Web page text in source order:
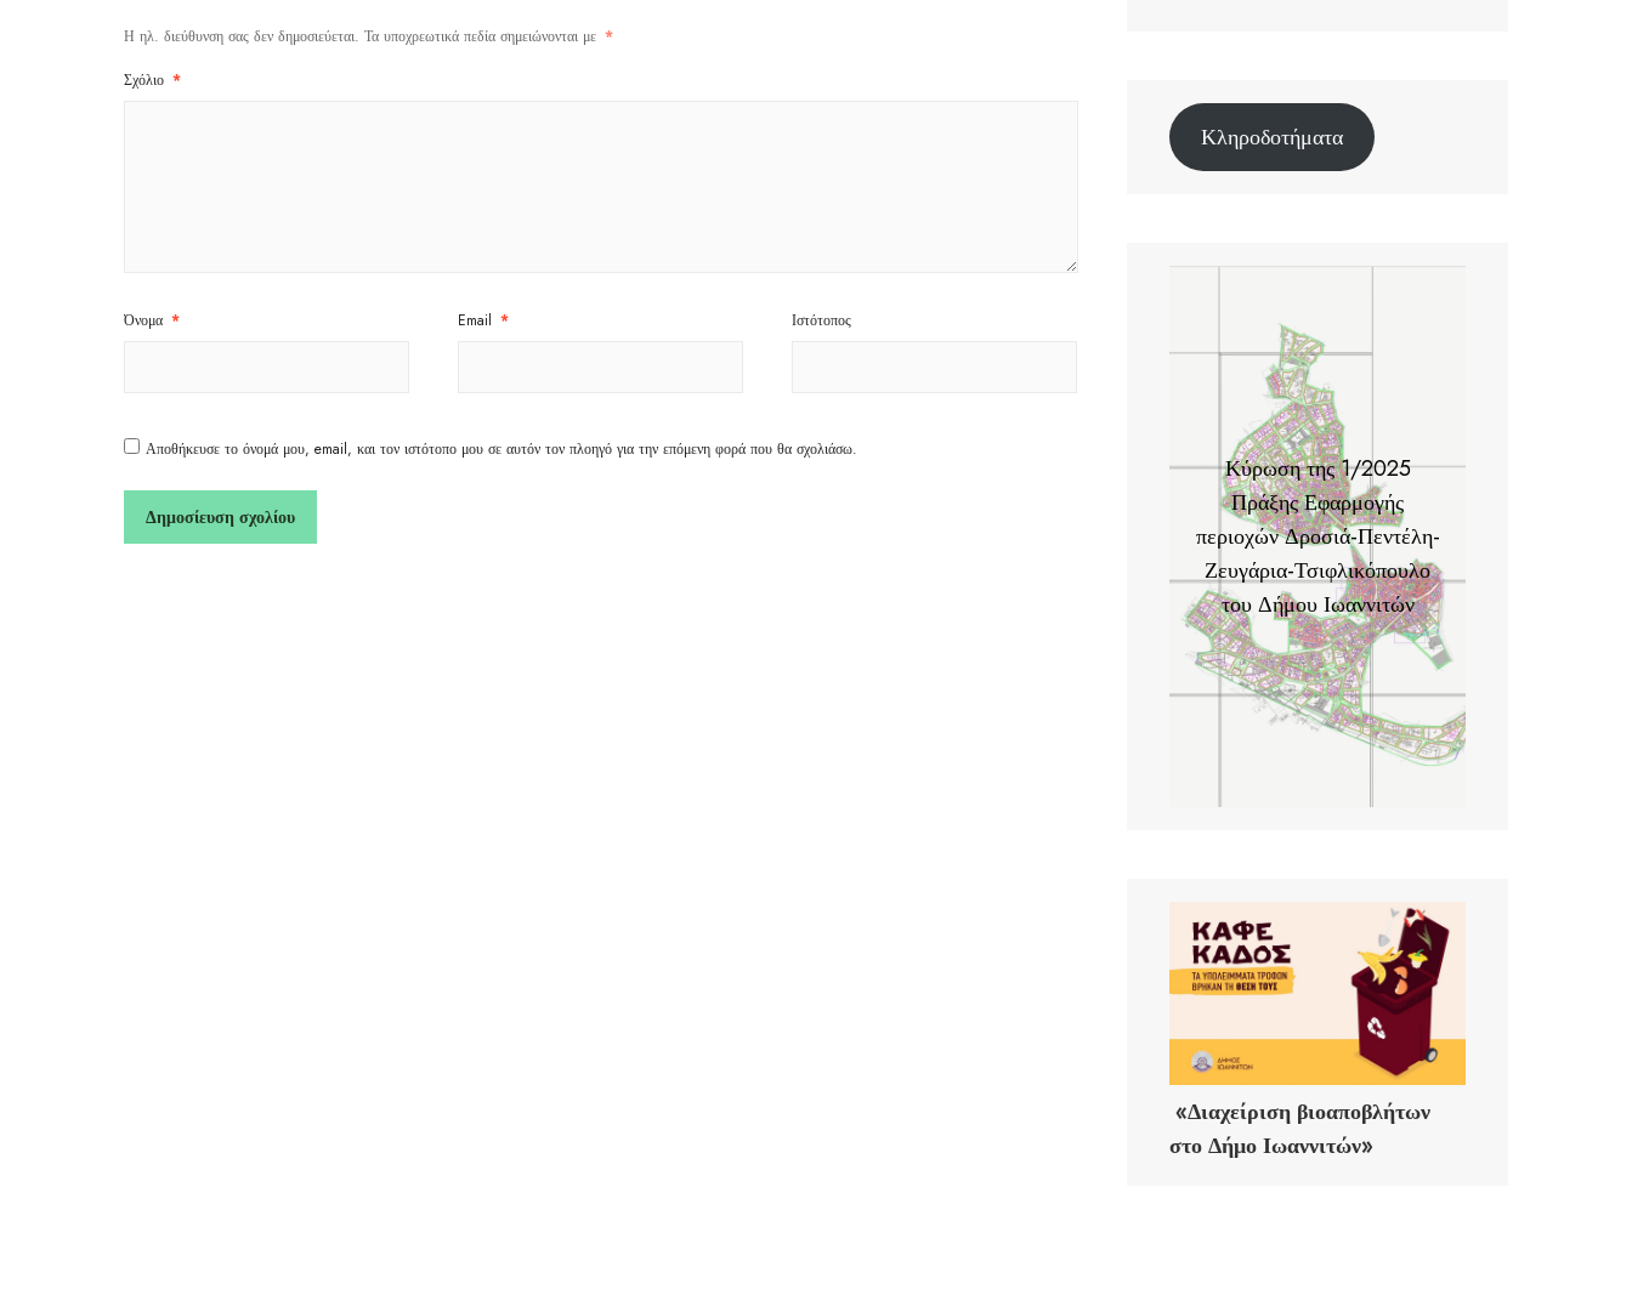
Η ηλ. διεύθυνση σας δεν δημοσιεύεται. Τα υποχρεωτικά πεδία σημειώνονται με *
Σχόλιο *
Όνομα * Email * Ιστότοπος
Αποθήκευσε το όνομά μου, email, και τον ιστότοπο μου σε αυτόν τον πλοηγό για την επόμενη φορά που θα σχολιάσω.
Κληροδοτήματα
Κύρωση της 1/2025
Πράξης Εφαρμογής
περιοχών Δροσιά-Πεντέλη-
Ζευγάρια-Τσιφλικόπουλο
του Δήμου Ιωαννιτών
«Διαχείριση βιοαποβλήτων
στο Δήμο Ιωαννιτών»